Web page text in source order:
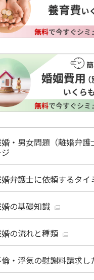
・男女問題（離婚弁護
弁護士に依頼するタイ
の基礎知識
の流れと種類
・浮気の慰謝料請求し